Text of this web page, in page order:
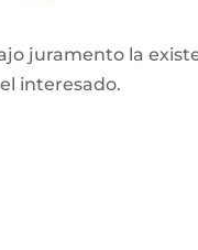
juramento la
interesado.